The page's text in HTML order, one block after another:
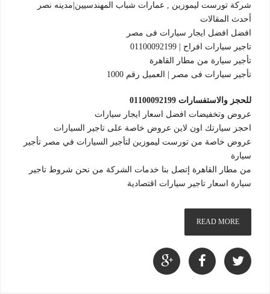
شركة تورست ليموزين , عمارات شباب المهندسيين|مدينه نصر
أحدث المقالات
افضل افضل ايجار سيارات فى مصر
تاجير سيارات افراح | 01100092199
تأجير سيارة من مطار القاهرة
تأجير سيارات فى مصر | العميل رقم 1000
للحجز والاستفسارات 01100092199
عروض وتخفيضات افضل اسعار ايجار سيارات
احجز سيارتك اون لاين عروض خاصة على تاجير السيارات
عروض خاصة من تورست ليموزين لتأجير السيارات في مصر تأجير
سيارة
من مطار القاهرة إتصل بنا خدمات الشركة من نحن شروط تاجير
سيارة اسعار تاجير سيارات اقتصادية
READ MORE